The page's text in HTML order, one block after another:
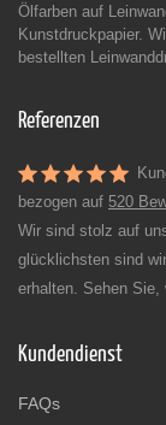
Ölfarben auf
Kunstdruckpapier.
bestellten
Referenzen
bezogen auf 520
Wir sind stolz auf
glücklichsten sind
erhalten. Sehen Sie,
Kundendienst
FAQs